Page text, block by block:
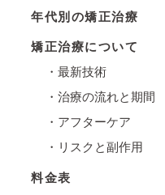
年代別の矯正治療
矯正治療について
・最新技術
・治療の流れと期間
・アフターケア
・リスクと副作用
料金表